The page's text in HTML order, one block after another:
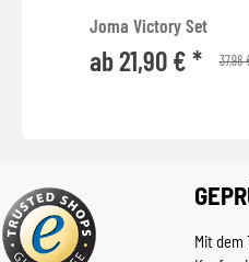
Joma Victory Set
ab 21,90 € * 37,98
Mit dem